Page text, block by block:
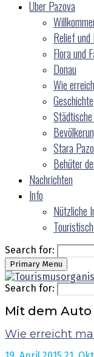
Über Pazova
Relief und
Flora und
Donau
Wie
Geschichte
Stara
Behüter
Nachrichten
Info
Nützliche
Search for:
Primary Menu
Search for:
Mit dem Auto
Wie erreicht